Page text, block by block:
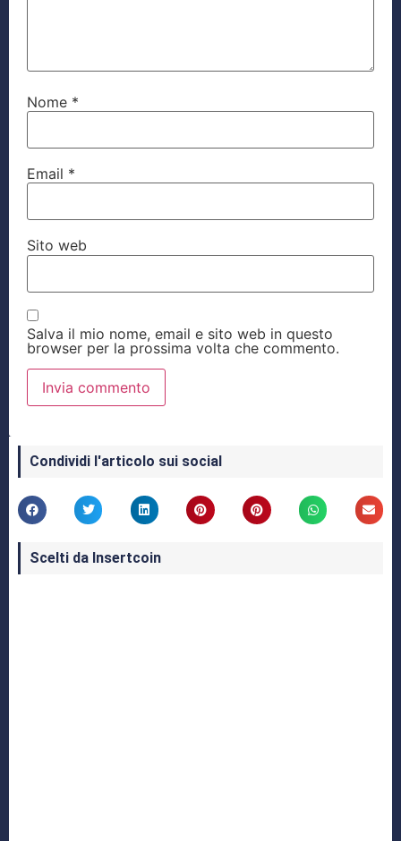
Nome *
Email *
Sito web
Salva il mio nome, email e sito web in questo
browser per la prossima volta che commento.
Condividi l'articolo sui social
Scelti da Insertcoin